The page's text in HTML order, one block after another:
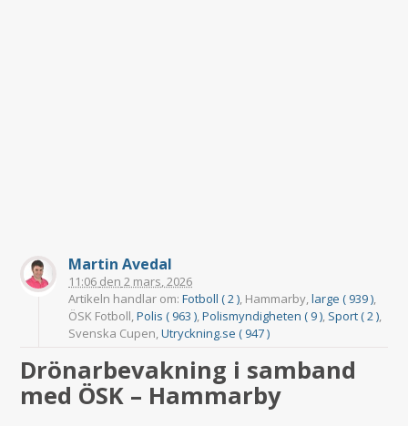
Martin Avedal
11:06 den 2 mars, 2026
Artikeln handlar om:Fotboll ( 2 ), Hammarby,large ( 939 ),
ÖSK Fotboll,Polis ( 963 ),Polismyndigheten ( 9 ), Sport ( 2 ),
Svenska Cupen,Utryckning.se ( 947 )
Drönarbevakning i samband
med ÖSK – Hammarby